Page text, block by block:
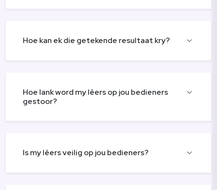
Hoe kan ek die getekende resultaat kry?
Hoe lank word my lêers op jou bedieners
gestoor?
Is my lêers veilig op jou bedieners?